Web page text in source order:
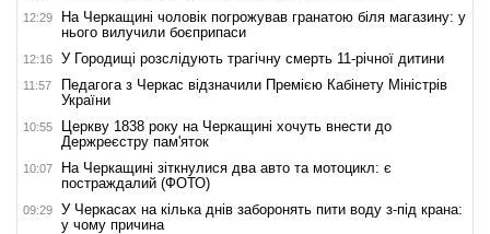
12:29
На Черкащині чоловік погрожував гранатою біля магазину: у
нього вилучили боєприпаси
12:16 У Городищі розслідують трагічну смерть 11-річної дитини
11:57
Педагога з Черкас відзначили Премією Кабінету Міністрів
України
10:55
Церкву 1838 року на Черкащині хочуть внести до
Держреєстру пам'яток
10:07
На Черкащині зіткнулися два авто та мотоцикл: є
постраждалий (ФОТО)
09:29
У Черкасах на кілька днів заборонять пити воду з-під крана:
у чому причина